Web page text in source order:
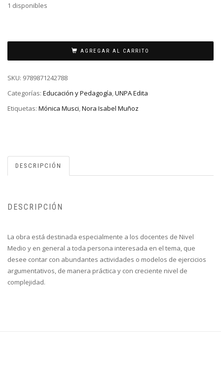
1 disponibles
AGREGAR AL CARRITO
SKU: 9789871242788
Categorías: Educación y Pedagogía,UNPA Edita
Etiquetas: Mónica Musci,Nora Isabel Muñoz
DESCRIPCIÓN
DESCRIPCIÓN
La obra está destinada especialmente a los docentes de Nivel
Medio y en general a toda persona interesada en el tema, que
desee contar con abundantes actividades o modelos de ejercicios
argumentativos, de manera práctica y con creciente nivel de
complejidad.